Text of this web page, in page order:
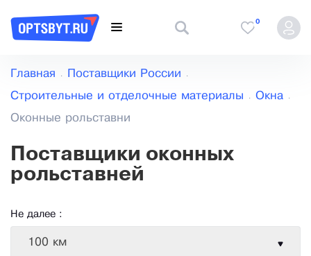
0
Главная Поставщики России
Строительные и отделочные материалы Окна
Оконные рольставни
Поставщики оконных
рольставней
Не далее :
100 км